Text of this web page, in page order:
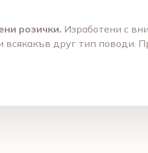
розички. Изработени с
друг тип поводи.